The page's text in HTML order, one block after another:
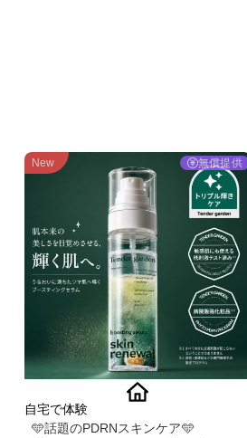
New 無償提供
自宅で体験
🩵話題のPDRNスキンケア🩵